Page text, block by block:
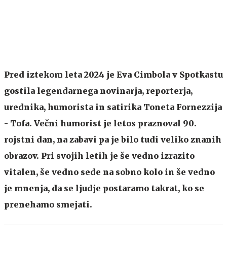
Pred iztekom leta 2024 je Eva Cimbola v Spotkastu
gostila legendarnega novinarja, reporterja,
urednika, humorista in satirika Toneta Fornezzija
- Tofa. Večni humorist je letos praznoval 90.
rojstni dan, na zabavi pa je bilo tudi veliko znanih
obrazov. Pri svojih letih je še vedno izrazito
vitalen, še vedno sede na sobno kolo in še vedno
je mnenja, da se ljudje postaramo takrat, ko se
prenehamo smejati.